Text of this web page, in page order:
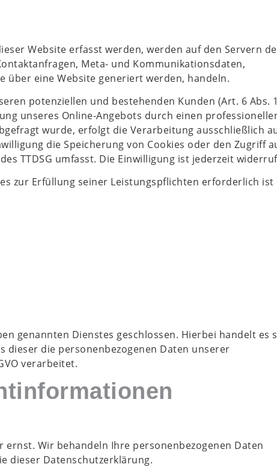
Website erfasst werden, werden auf den Servern
Meta- und Kommunikationsdaten,
über eine Website generiert werden, handeln.
potenziellen und bestehenden Kunden (Art. 6 Abs.
unseres Online-Angebots durch einen
wurde, erfolgt die Verarbeitung ausschließlich
die Speicherung von Cookies oder den Zugriff
TTDSG umfasst. Die Einwilligung ist jederzeit
zur Erfüllung seiner Leistungspflichten erforderlich ist
genannten Dienstes geschlossen. Hierbei handelt es
dieser die personenbezogenen Daten unserer
verarbeitet.
Wir behandeln Ihre personenbezogenen Daten
dieser Datenschutzerklärung.